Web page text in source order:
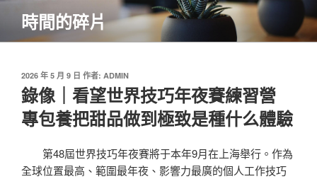
主
時間的碎片
發
佈
於
2026 年 5 月 9 日 作者: ADMIN
錄像｜看望世界技巧年夜賽練習營
專包養把甜品做到極致是種什么體驗
第48屆世界技巧年夜賽將于本年9月在上海舉行。作為
全球位置最高、範圍最年夜、影響力最廣的個人工作技巧